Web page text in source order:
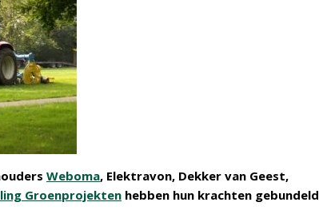
Weboma, Elektravon, Dekker van Geest,
Groenprojekten hebben hun krachten gebundeld